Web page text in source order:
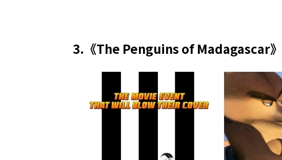
3.《The Penguins of Madagascar》